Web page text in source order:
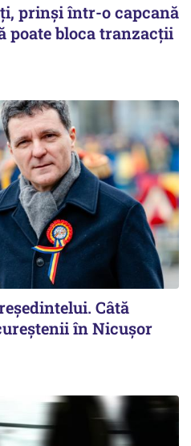
prinși într-o capcană
poate bloca tranzacții
Câtă
în Nicușor